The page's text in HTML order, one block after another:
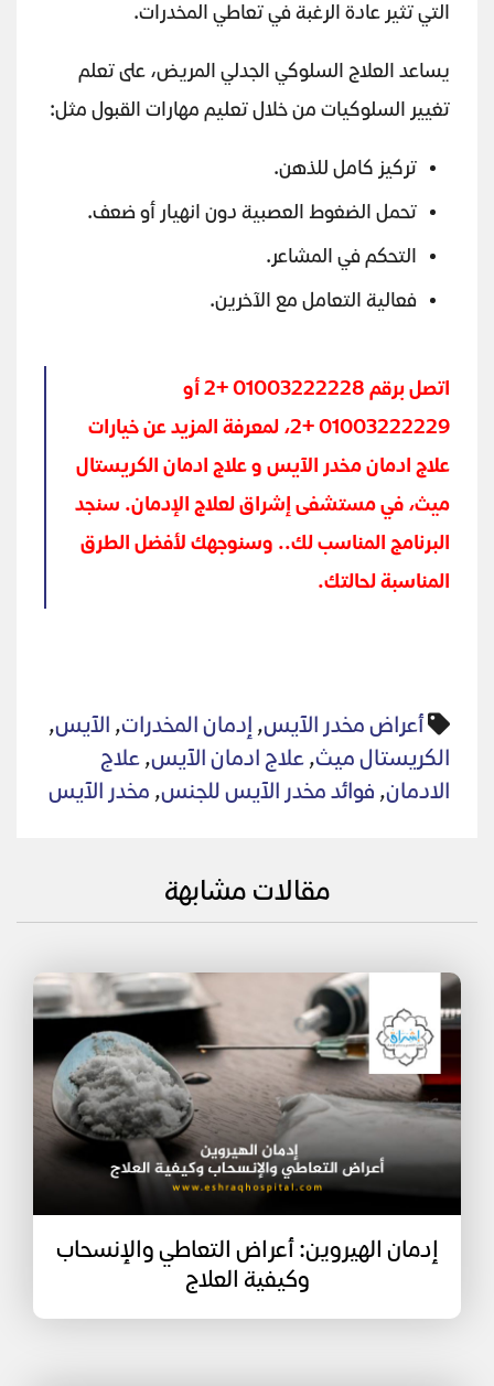
التي تثير عادة الرغبة في تعاطي المخدرات.
يساعد العلاج السلوكي الجدلي المريض، على تعلم
تغيير السلوكيات من خلال تعليم مهارات القبول مثل:
تركيز كامل للذهن.
تحمل الضغوط العصبية دون انهيار أو ضعف.
التحكم في المشاعر.
فعالية التعامل مع الآخرين.
اتصل برقم 01003222228 +2 أو
01003222229 +2، لمعرفة المزيد عن خيارات
علاج ادمان مخدر الآيس و علاج ادمان الكريستال
ميث، في مستشفى إشراق لعلاج الإدمان. سنجد
البرنامج المناسب لك.. وسنوجهك لأفضل الطرق
المناسبة لحالتك.
أعراض مخدر الآيس, إدمان المخدرات, الآيس,
الكريستال ميث, علاج ادمان الآيس, علاج
الادمان, فوائد مخدر الآيس للجنس, مخدر الآيس
مقالات مشابهة
إدمان الهيروين: أعراض التعاطي والإنسحاب
وكيفية العلاج